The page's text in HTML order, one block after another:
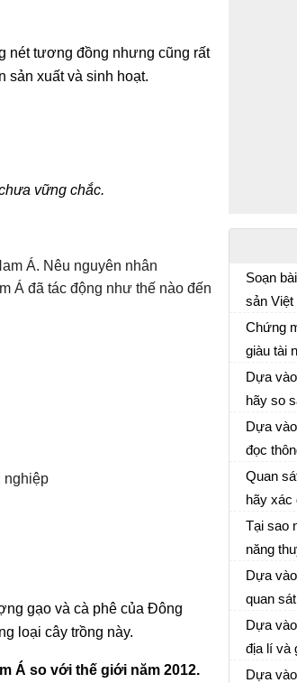
nét tương đồng nhưng cũng rất
sản xuất và sinh hoạt.
vững chắc.
Á. Nêu nguyên nhân
Á đã tác động như thế nào đến
nghiệp
gạo và cà phê của Đông
loại cây trồng này.
Á so với thế giới năm 2012.
Soạn
sản Việt
Khoa
Chứng
giàu tài
Nêu sự
khoáng
Khoa
Dựa
hãy so
miền
theo
Dựa
đọc
quan
thành
biết tại
này lại
với hai
Quan
hãy xác
phạm vi
Tại sao
năng
nước.
máy
Đà.
Dựa
quan
thông
theo
Dựa
địa lí và
và Bắc
Dựa